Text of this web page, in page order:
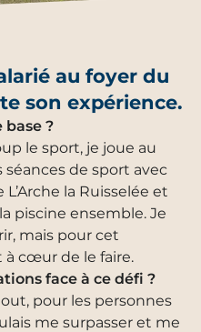
au foyer du
son expérience.
base ?
le sport, je joue au
séances de sport avec
la Ruisselée et
piscine ensemble. Je
mais pour cet
cœur de le faire.
face à ce défi ?
pour les personnes
me surpasser et me